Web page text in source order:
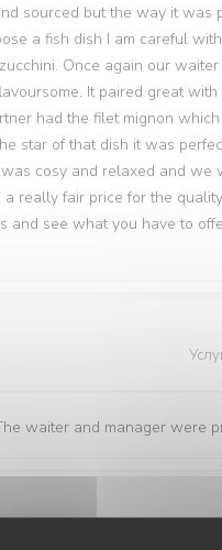
sourced but the way it
a fish dish I am careful
Once again our
It paired great
had the filet mignon
star of that dish it was
cosy and relaxed and
really fair price for the
and see what you have to
waiter and manager were